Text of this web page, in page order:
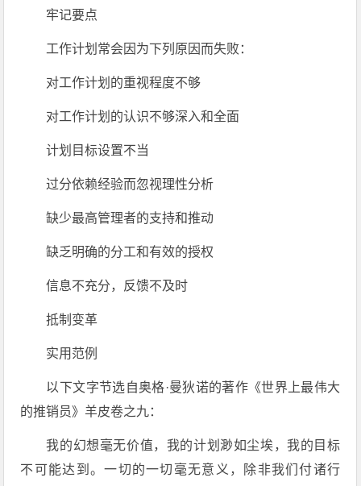
牢记要点
工作计划常会因为下列原因而失败：
对工作计划的重视程度不够
对工作计划的认识不够深入和全面
计划目标设置不当
过分依赖经验而忽视理性分析
缺少最高管理者的支持和推动
缺乏明确的分工和有效的授权
信息不充分，反馈不及时
抵制变革
实用范例
以下文字节选自奥格·曼狄诺的著作《世界上最伟大
的推销员》羊皮卷之九：
我的幻想毫无价值，我的计划渺如尘埃，我的目标
不可能达到。一切的一切毫无意义，除非我们付诸行